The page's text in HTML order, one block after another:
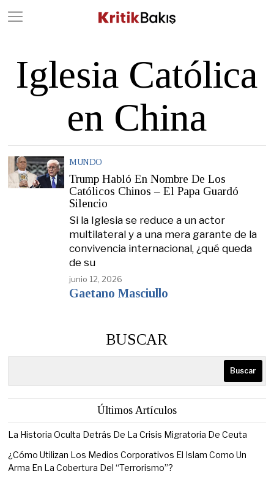
Iglesia Católica
en China
MUNDO
Trump Habló En Nombre De Los
Católicos Chinos – El Papa Guardó
Silencio
Si la Iglesia se reduce a un actor
multilateral y a una mera garante de la
convivencia internacional, ¿qué queda
de su
junio 12, 2026
Gaetano Masciullo
BUSCAR
Buscar
Últimos Artículos
La Historia Oculta Detrás De La Crisis Migratoria De Ceuta
¿Cómo Utilizan Los Medios Corporativos El Islam Como Un
Arma En La Cobertura Del “Terrorismo”?